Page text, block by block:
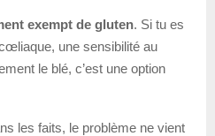
exempt de gluten. Si tu es
une sensibilité au
le blé, c’est une option
les faits, le problème ne vient